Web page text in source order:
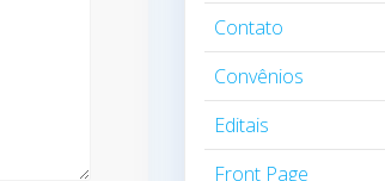
Contato
Convênios
Editais
Front Page